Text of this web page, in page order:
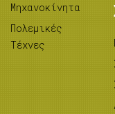
Μηχανοκίνητα
Πολεμικές
Τέχνες